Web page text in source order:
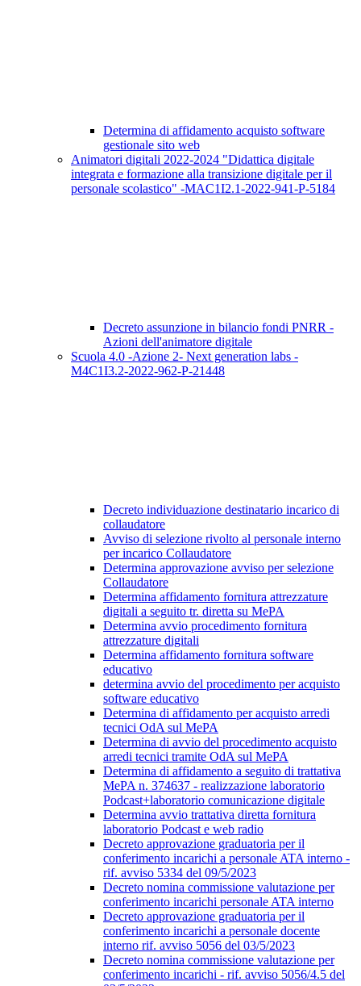
Determina di affidamento acquisto software
gestionale sito web
Animatori digitali 2022-2024 "Didattica digitale
integrata e formazione alla transizione digitale per il
personale scolastico" -MAC1I2.1-2022-941-P-5184
Decreto assunzione in bilancio fondi PNRR -
Azioni dell'animatore digitale
Scuola 4.0 -Azione 2- Next generation labs -
M4C1I3.2-2022-962-P-21448
Decreto individuazione destinatario incarico di
collaudatore
Avviso di selezione rivolto al personale interno
per incarico Collaudatore
Determina approvazione avviso per selezione
Collaudatore
Determina affidamento fornitura attrezzature
digitali a seguito tr. diretta su MePA
Determina avvio procedimento fornitura
attrezzature digitali
Determina affidamento fornitura software
educativo
determina avvio del procedimento per acquisto
software educativo
Determina di affidamento per acquisto arredi
tecnici OdA sul MePA
Determina di avvio del procedimento acquisto
arredi tecnici tramite OdA sul MePA
Determina di affidamento a seguito di trattativa
MePA n. 374637 - realizzazione laboratorio
Podcast+laboratorio comunicazione digitale
Determina avvio trattativa diretta fornitura
laboratorio Podcast e web radio
Decreto approvazione graduatoria per il
conferimento incarichi a personale ATA interno -
rif. avviso 5334 del 09/5/2023
Decreto nomina commissione valutazione per
conferimento incarichi personale ATA interno
Decreto approvazione graduatoria per il
conferimento incarichi a personale docente
interno rif. avviso 5056 del 03/5/2023
Decreto nomina commissione valutazione per
conferimento incarichi - rif. avviso 5056/4.5 del